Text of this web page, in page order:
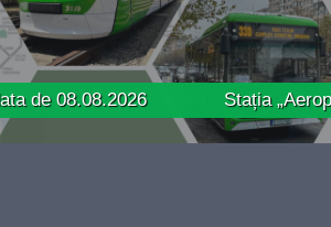
Stația „Aeroport